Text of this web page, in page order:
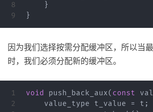
8
}
}
因为我们选择按需分配缓冲区，所以当
时，我们必须分配新的缓冲区。
1
2
void push_back_aux( const
value_type
t_value = t ;